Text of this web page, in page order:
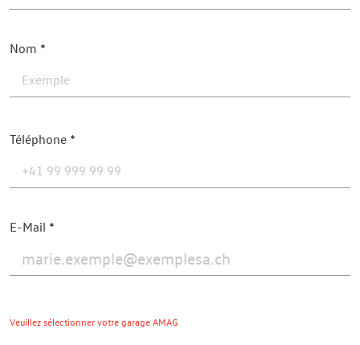
Nom
Téléphone
E-Mail
Veuillez sélectionner votre garage AMAG